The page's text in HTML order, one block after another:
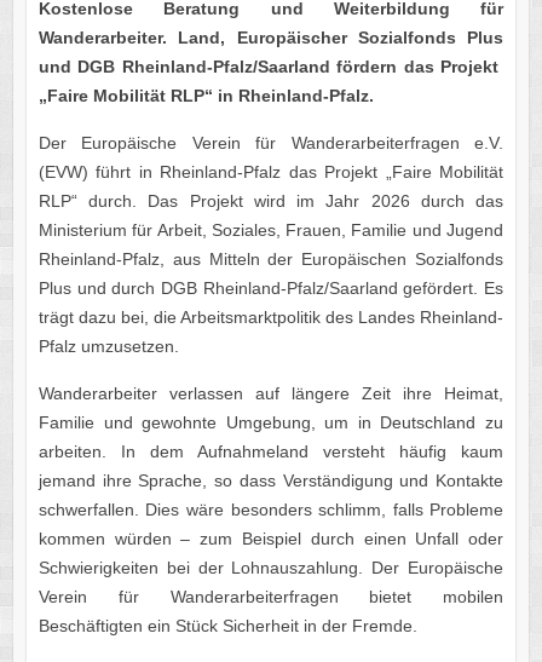
Kostenlose Beratung und Weiterbildung für
Wanderarbeiter. Land, Europäischer Sozialfonds Plus
und DGB Rheinland-Pfalz/Saarland fördern das Projekt
„Faire Mobilität RLP“ in Rheinland-Pfalz.
Der Europäische Verein für Wanderarbeiterfragen e.V.
(EVW) führt in Rheinland-Pfalz das Projekt „Faire Mobilität
RLP“ durch. Das Projekt wird im Jahr 2026 durch das
Ministerium für Arbeit, Soziales, Frauen, Familie und Jugend
Rheinland-Pfalz, aus Mitteln der Europäischen Sozialfonds
Plus und durch DGB Rheinland-Pfalz/Saarland gefördert. Es
trägt dazu bei, die Arbeitsmarktpolitik des Landes Rheinland-
Pfalz umzusetzen.
Wanderarbeiter verlassen auf längere Zeit ihre Heimat,
Familie und gewohnte Umgebung, um in Deutschland zu
arbeiten. In dem Aufnahmeland versteht häufig kaum
jemand ihre Sprache, so dass Verständigung und Kontakte
schwerfallen. Dies wäre besonders schlimm, falls Probleme
kommen würden – zum Beispiel durch einen Unfall oder
Schwierigkeiten bei der Lohnauszahlung. Der Europäische
Verein für Wanderarbeiterfragen bietet mobilen
Beschäftigten ein Stück Sicherheit in der Fremde.